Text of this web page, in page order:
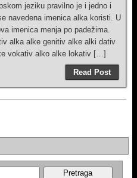
jeziku pravilno je i jedno i
navedena imenica alka koristi. U
imenica menja po padežima.
alka alke genitiv alke alki dativ
vokativ alko alke lokativ […]
Read Post